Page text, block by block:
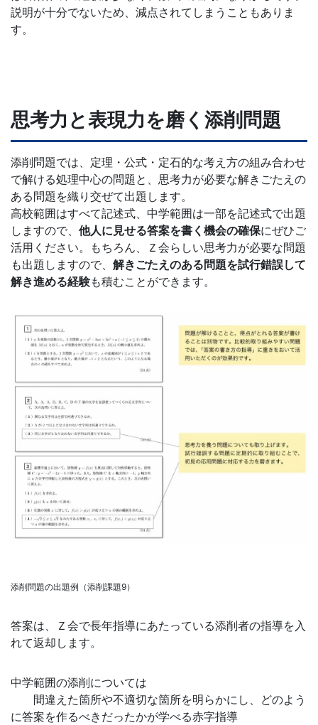
意
い
ま
す。
説明が十分でないため、減点されてしまうこともありま
す。
思考力と表現力を磨く添削問題
添削問題では、定理・公式・定石的な考え方の組み合わせ
で解ける処理中心の問題と、思考力が必要な解きごたえの
ある問題を織り交ぜて出題します。
高校範囲はすべて記述式、中学範囲は一部を記述式で出題
しますので、 他人に見せる答案を書く機会の確保にぜひご
活用ください。もちろん、Ｚ会らしい思考力が必要な問題
も出題しますので、 解きごたえのある問題を試行錯誤して
解き進める経験も積むことができます。
添削問題の出題例（添削課題9）
答案は、Ｚ会で長年指導にあたっている添削者の指導を入
れて返却します。
中学範囲の添削については
間違えた箇所や不適切な箇所を明らかにし、どのよう
に答案を作るべきだったかが学べる赤字指導